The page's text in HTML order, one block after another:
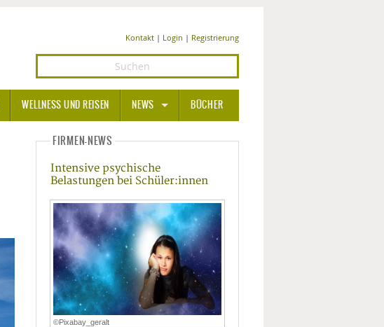
Kontakt| Login | Registrierung
WELLNESS UND REISEN NEWS
MEDIZIN UND PHARMA
ERNÄHRUNG
BEAUTY UND PFLEGE
SPORT UND FITNESS
WELLNESS UND REISEN
BÜCHER
FIRMEN-NEWS
Intensive psychische
Belastungen bei Schüler:innen
©Pixabay_geralt